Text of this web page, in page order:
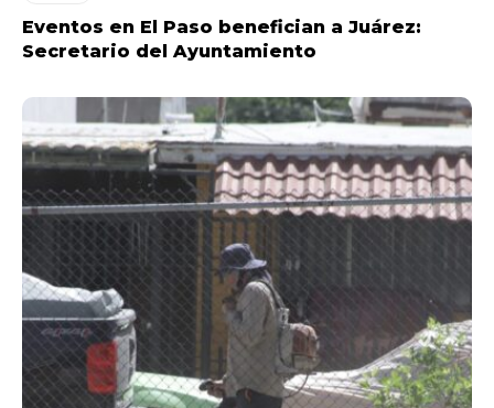
Eventos en El Paso benefician a Juárez:
Secretario del Ayuntamiento